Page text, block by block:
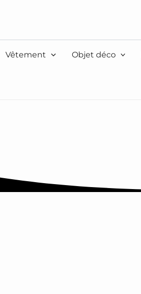
Vêtement Objet déco